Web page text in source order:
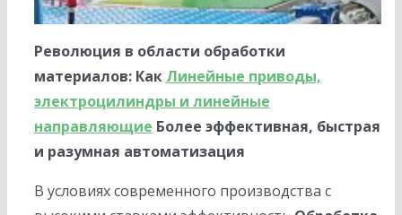
Революция в области обработки
материалов: Как Линейные приводы,
электроцилиндры и линейные
направляющие Более эффективная, быстрая
и разумная автоматизация
В условиях современного производства с